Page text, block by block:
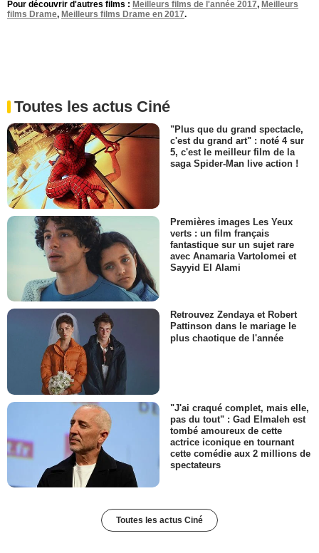
Pour découvrir d'autres films : Meilleurs films de l'année 2017, Meilleurs
films Drame, Meilleurs films Drame en 2017.
Toutes les actus Ciné
"Plus que du grand spectacle,
c'est du grand art" : noté 4 sur
5, c'est le meilleur film de la
saga Spider-Man live action !
Premières images Les Yeux
verts : un film français
fantastique sur un sujet rare
avec Anamaria Vartolomei et
Sayyid El Alami
Retrouvez Zendaya et Robert
Pattinson dans le mariage le
plus chaotique de l'année
"J'ai craqué complet, mais elle,
pas du tout" : Gad Elmaleh est
tombé amoureux de cette
actrice iconique en tournant
cette comédie aux 2 millions de
spectateurs
Toutes les actus Ciné